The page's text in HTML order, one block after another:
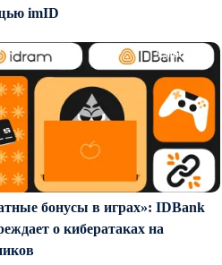
imID
бонусы в играх»: IDBank
о кибератаках на
9 дней назад